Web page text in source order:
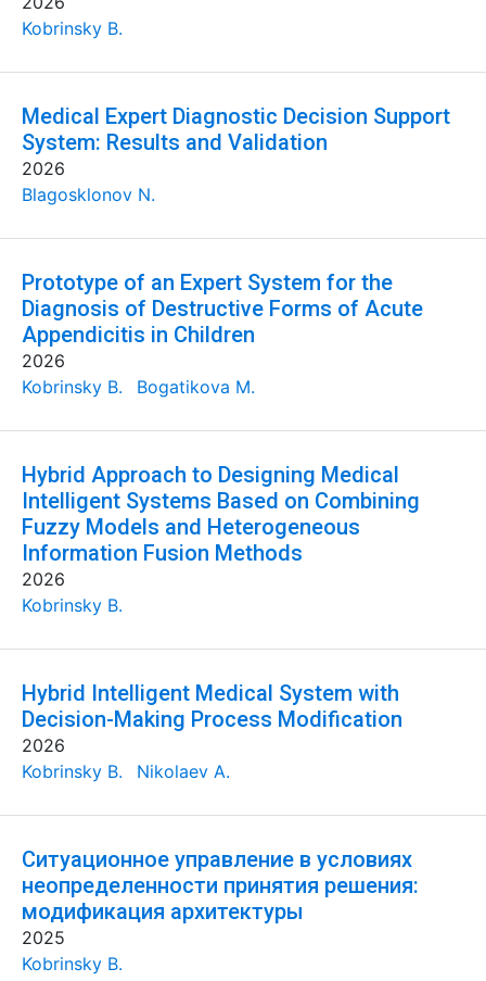
Kobrinsky B.
Medical Expert Diagnostic Decision Support
System: Results and Validation
2026
Blagosklonov N.
Prototype of an Expert System for the
Diagnosis of Destructive Forms of Acute
Appendicitis in Children
2026
Kobrinsky B.
Bogatikova M.
Hybrid Approach to Designing Medical
Intelligent Systems Based on Combining
Fuzzy Models and Heterogeneous
Information Fusion Methods
2026
Kobrinsky B.
Hybrid Intelligent Medical System with
Decision-Making Process Modification
2026
Kobrinsky B.
Nikolaev A.
Ситуационное управление в условиях
неопределенности принятия решения:
модификация архитектуры
2025
Kobrinsky B.